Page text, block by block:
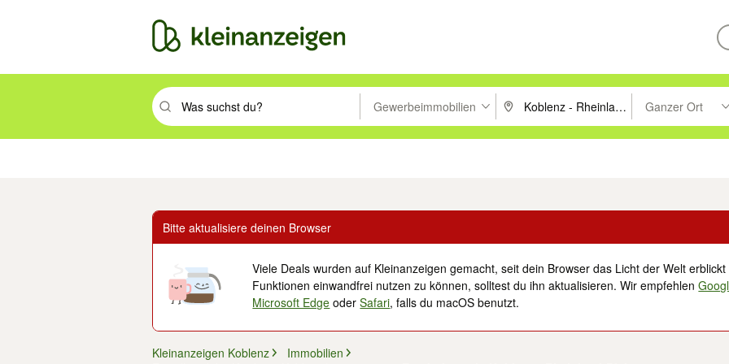
Suchbegriff eingeben. Eingabetaste drücken um zu suchen, oder Vorschläge mit den Pfeiltasten nach oben/
Gewerbeimmobilien PLZ oder Ort eingeben. Eingabetaste
Ganzer Ort
Suche im
Bitte aktualisiere deinen Browser
Viele Deals wurden auf Kleinanzeigen gemacht, seit dein Browser das Licht der Welt
Funktionen einwandfrei nutzen zu können, solltest du ihn aktualisieren. Wir empfehlen
Microsoft Edge oderSafari, falls du macOS benutzt.
Kleinanzeigen Koblenz
Immobilien